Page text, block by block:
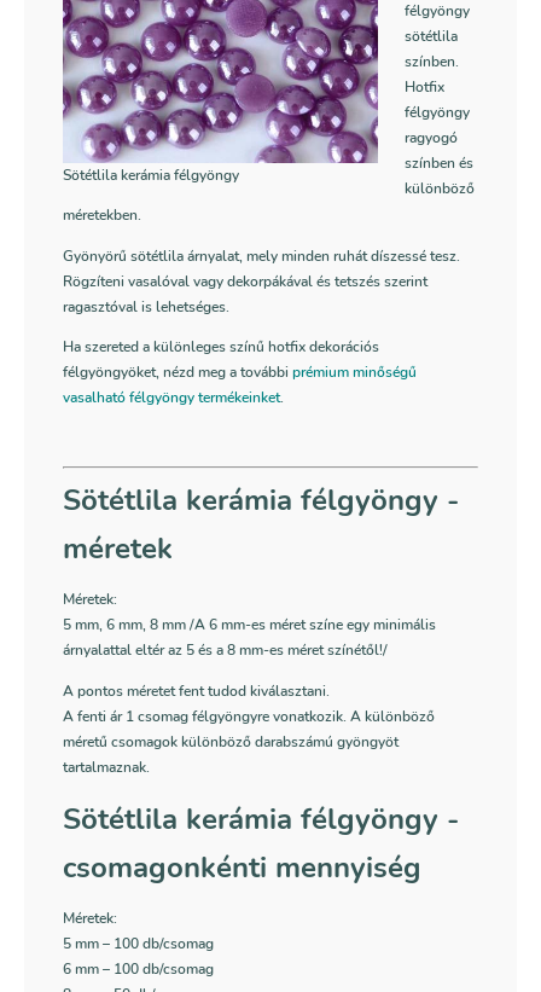
Sötétlila kerámia félgyöngy
félgyöngy
sötétlila
színben.
Hotfix
félgyöngy
ragyogó
színben és
különböző
méretekben.
Gyönyörű sötétlila árnyalat, mely minden ruhát díszessé tesz.
Rögzíteni vasalóval vagy dekorpákával és tetszés szerint
ragasztóval is lehetséges.
Ha szereted a különleges színű hotfix dekorációs
félgyöngyöket, nézd meg a további prémium minőségű
vasalható félgyöngy termékeinket.
Sötétlila kerámia félgyöngy -
méretek
Méretek:
5 mm, 6 mm, 8 mm /A 6 mm-es méret színe egy minimális
árnyalattal eltér az 5 és a 8 mm-es méret színétől!/
A pontos méretet fent tudod kiválasztani.
A fenti ár 1 csomag félgyöngyre vonatkozik. A különböző
méretű csomagok különböző darabszámú gyöngyöt
tartalmaznak.
Sötétlila kerámia félgyöngy -
csomagonkénti mennyiség
Méretek:
5 mm – 100 db/csomag
6 mm – 100 db/csomag